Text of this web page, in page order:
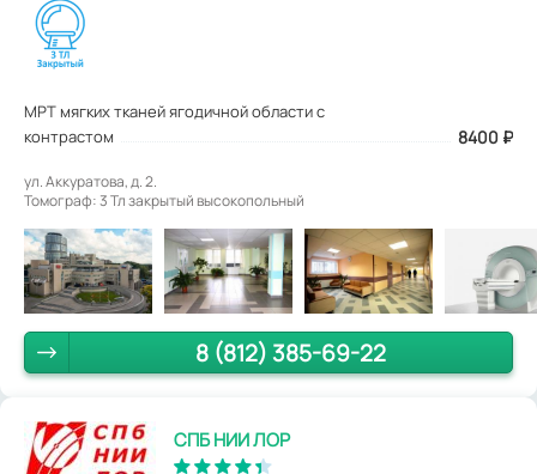
МРТ мягких тканей ягодичной области с
контрастом
8400 ₽
ул. Аккуратова, д. 2.
Томограф: 3 Тл закрытый высокопольный
8 (812) 385-69-22
СПБ НИИ ЛОР